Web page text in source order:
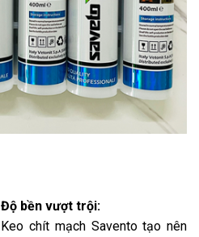
Độ bền vượt trội:
Keo chít mạch Savento tạo nên